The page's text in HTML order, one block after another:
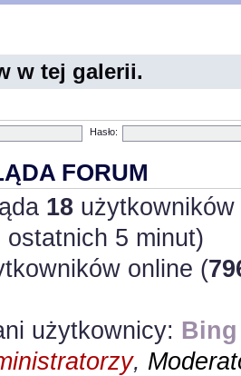
w tej galerii.
Hasło:
FORUM
18
5 minut)
online (
użytkownicy:
,